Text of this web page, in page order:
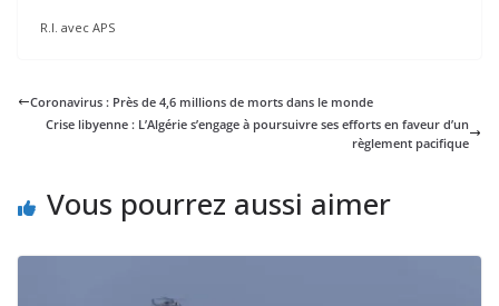
R.I. avec APS
Coronavirus : Près de 4,6 millions de morts dans le monde
Crise libyenne : L’Algérie s’engage à poursuivre ses efforts en faveur d’un
règlement pacifique
Vous pourrez aussi aimer